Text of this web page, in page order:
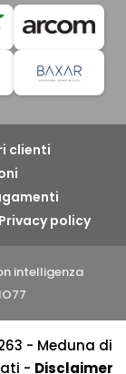
clienti
Privacy policy
intelligenza
- Meduna di
- Disclaimer